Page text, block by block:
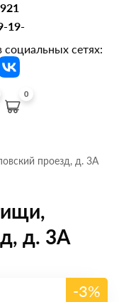
19-
сетях:
0
проезд, д. 3А
д. 3А
-3%